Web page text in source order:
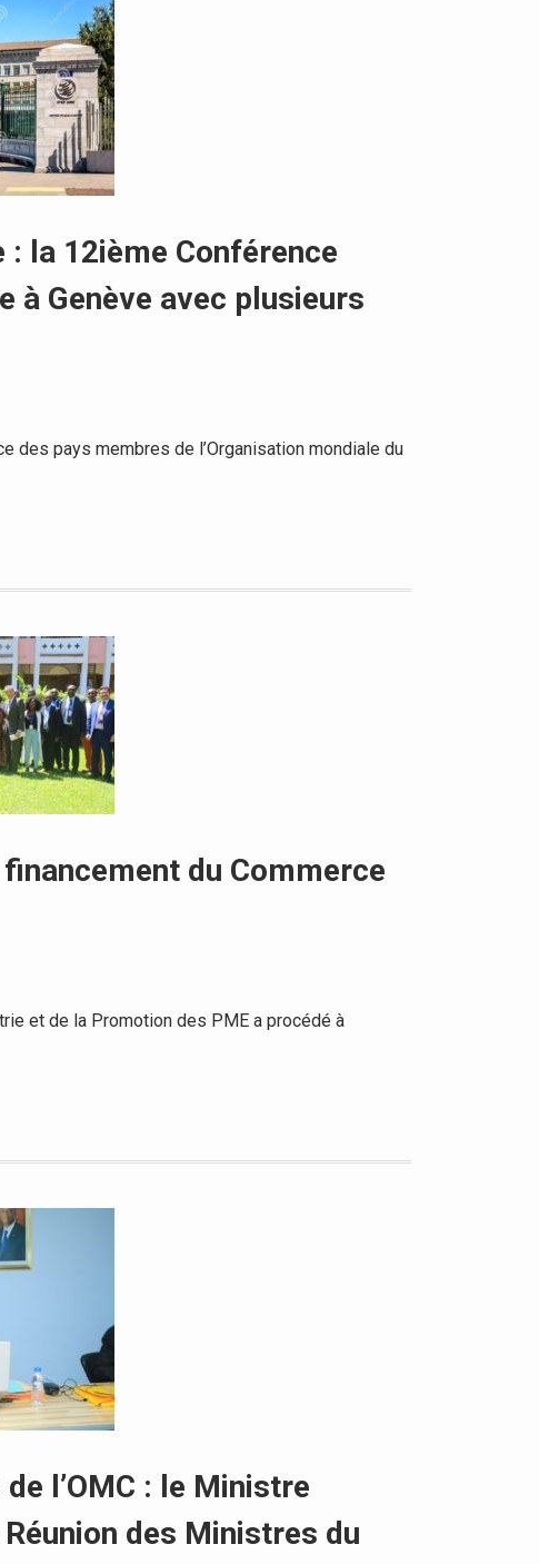
la 12ième Conférence
à Genève avec plusieurs
des pays membres de l’Organisation mondiale du
du Commerce
et de la Promotion des PME a procédé à
l’OMC : le Ministre
des Ministres du